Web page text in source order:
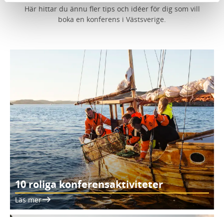
Här hittar du ännu fler tips och idéer för dig som vill
boka en konferens i Västsverige.
10 roliga konferensaktiviteter
Läs mer